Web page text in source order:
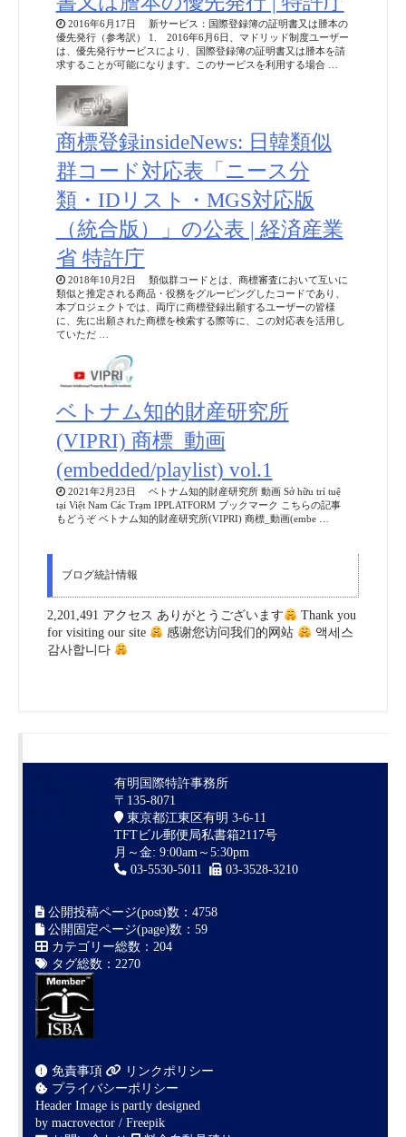
2016年6月17日 新サービス：国際登録簿の証明書又は謄本の
優先発行（参考訳） 1. 2016年6月6日、マドリッド制度ユーザー
は、優先発行サービスにより、国際登録簿の証明書又は謄本を請
求することが可能になります。このサービスを利用する場合 …
商標登録insideNews: 日韓類似
群コード対応表「ニース分
類・IDリスト・MGS対応版
（統合版）」の公表 | 経済産業
省 特許庁
2018年10月2日 類似群コードとは、商標審査において互いに
類似と推定される商品・役務をグルーピングしたコードであり、
本プロジェクトでは、両庁に商標登録出願するユーザーの皆様
に、先に出願された商標を検索する際等に、この対応表を活用し
ていただ …
ベトナム知的財産研究所
(VIPRI) 商標_動画
(embedded/playlist) vol.1
2021年2月23日 ベトナム知的財産研究所 動画 Sở hữu trí tuệ
tại Việt Nam Các Trạm IPPLATFORM ブックマーク こちらの記事
もどうぞ ベトナム知的財産研究所(VIPRI) 商標_動画(embe …
ブログ統計情報
2,201,491 アクセス ありがとうございます
Thank you
for visiting our site
感谢您访问我们的网站
액세스
감사합니다
有明国際特許事務所
〒135-8071
東京都江東区有明 3-6-11
TFTビル郵便局私書箱2117号
月～金: 9:00am～5:30pm
03-5530-5011
03-3528-3210
公開投稿ページ(post)数：4758
公開固定ページ(page)数：59
カテゴリー総数：204
タグ総数：2270
免責事項
リンクポリシー
プライバシーポリシー
Header Image is partly designed
by macrovector / Freepik